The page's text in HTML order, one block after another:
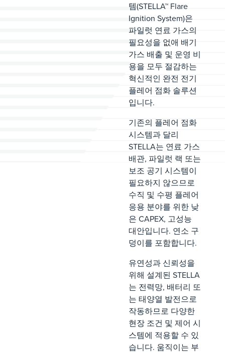
템(STELLA™ Flare
Ignition System)은
파일럿 연료 가스의
필요성을 없애 배기
가스 배출 및 운영 비
용을 모두 절감하는
혁신적인 완전 전기
플레어 점화 솔루션
입니다.
기존의 플레어 점화
시스템과 달리
STELLA는 연료 가스
배관, 파일럿 랙 또는
보조 공기 시스템이
필요하지 않으므로
수직 및 수평 플레어
응용 분야를 위한 낮
은 CAPEX, 고성능
대안입니다. 연소 구
덩이를 포함합니다.
유연성과 신뢰성을
위해 설계된 STELLA
는 전력망, 배터리 또
는 태양열 발전으로
작동하므로 다양한
현장 조건 및 제어 시
스템에 적용할 수 있
습니다. 움직이는 부